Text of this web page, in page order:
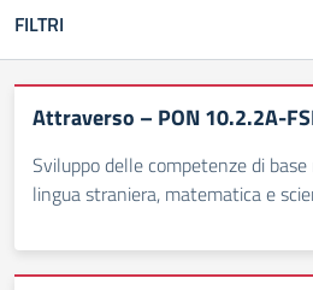
FILTRI
Attraverso – PON 10.2.2A-
Sviluppo delle competenze di
lingua straniera, matematica e